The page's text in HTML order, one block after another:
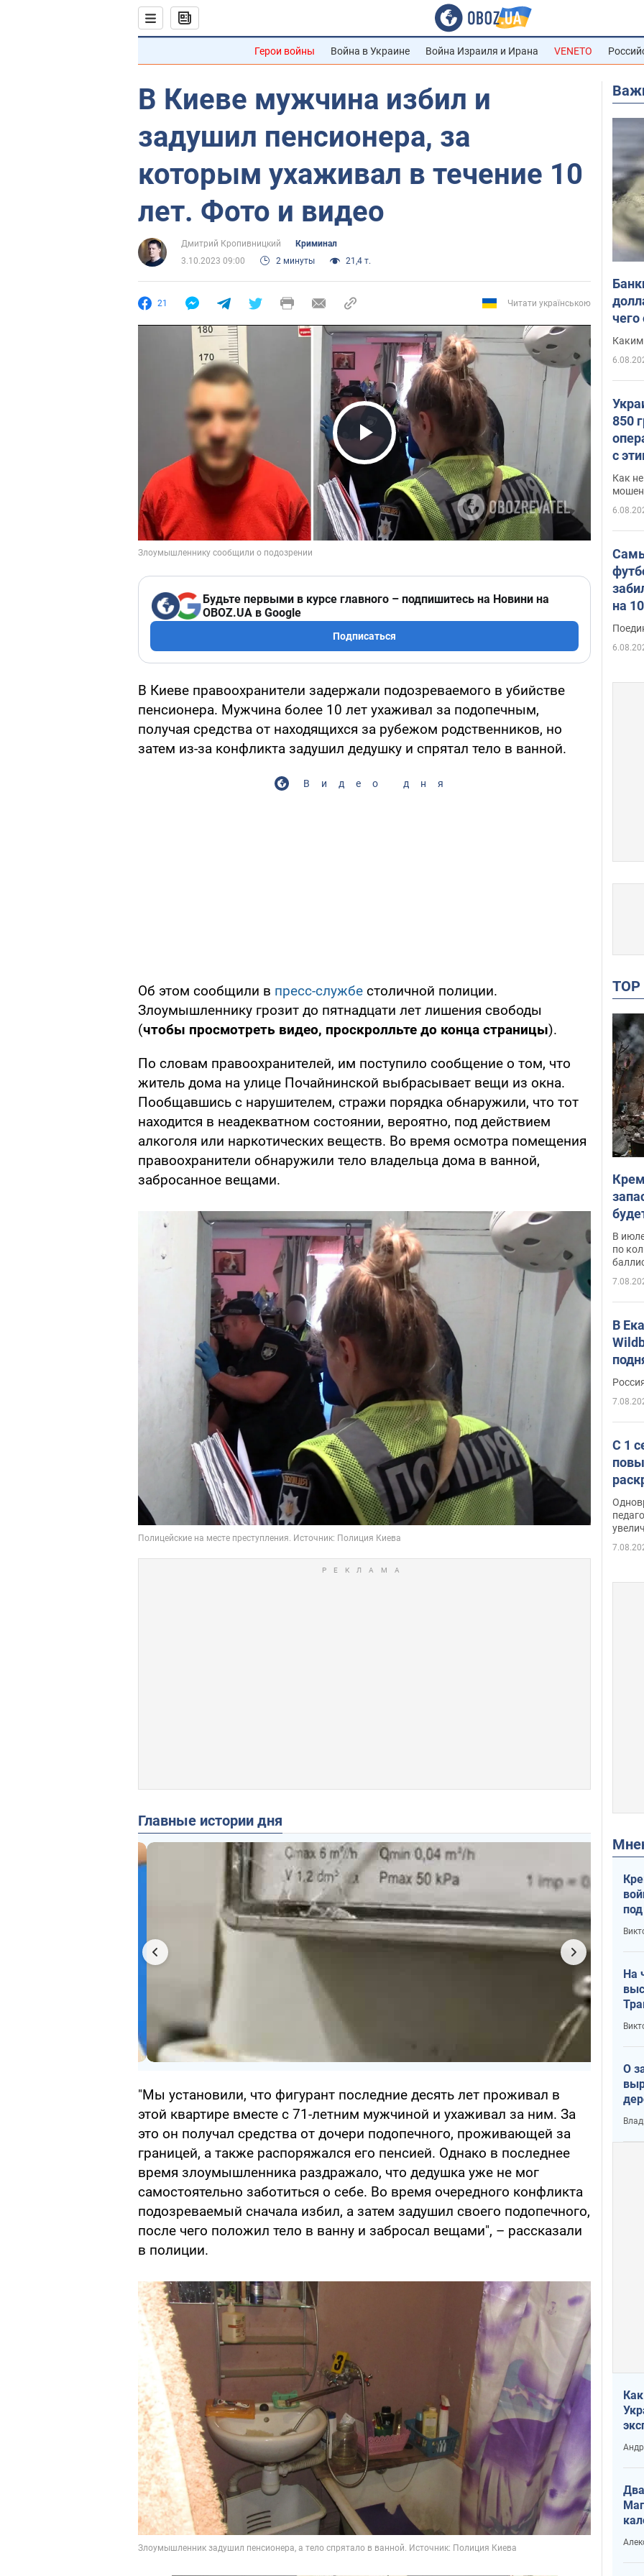
Герои войны Война в Украине Война Израиля и Ирана VENETO
В Киеве мужчина избил и
задушил пенсионера, за
которым ухаживал в течение 10
лет. Фото и видео
Дмитрий Кропивницкий
Криминал
3.10.2023 09:00
2 минуты 21,4 т.
21 Читати українською
Play Video
Будьте первыми в курсе главного – подпишитесь на Новини на
OBOZ.UA в Google
Подписаться
В Киеве правоохранители задержали подозреваемого в убийстве
пенсионера. Мужчина более 10 лет ухаживал за подопечным,
получая средства от находящихся за рубежом родственников, но
затем из-за конфликта задушил дедушку и спрятал тело в ванной.
Видео дня
Об этом сообщили в пресс-службе столичной полиции.
Злоумышленнику грозит до пятнадцати лет лишения свободы
(чтобы просмотреть видео, проскролльте до конца страницы).
По словам правоохранителей, им поступило сообщение о том, что
житель дома на улице Почайнинской выбрасывает вещи из окна.
Пообщавшись с нарушителем, стражи порядка обнаружили, что тот
находится в неадекватном состоянии, вероятно, под действием
алкоголя или наркотических веществ. Во время осмотра помещения
правоохранители обнаружили тело владельца дома в ванной,
забросанное вещами.
Главные истории дня
"Мы установили, что фигурант последние десять лет проживал в
этой квартире вместе с 71-летним мужчиной и ухаживал за ним. За
это он получал средства от дочери подопечного, проживающей за
границей, а также распоряжался его пенсией. Однако в последнее
время злоумышленника раздражало, что дедушка уже не мог
самостоятельно заботиться о себе. Во время очередного конфликта
подозреваемый сначала избил, а затем задушил своего подопечного,
после чего положил тело в ванну и забросал вещами", – рассказали
в полиции.
Каким
850
с
Как
на
В
по
В
С 1
На
О
что